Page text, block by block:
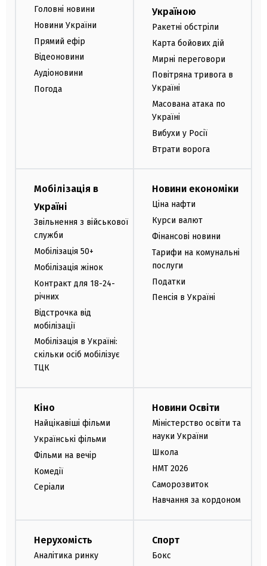
Головні новини
Новини України
Прямий ефір
Відеоновини
Аудіоновини
Погода
Україною
Ракетні обстріли
Карта бойових дій
Мирні переговори
Повітряна тривога в
Україні
Масована атака по
Україні
Вибухи у Росії
Втрати ворога
Мобілізація в
Україні
Звільнення з військової
служби
Мобілізація 50+
Мобілізація жінок
Контракт для 18-24-
річних
Відстрочка від
мобілізації
Мобілізація в Україні:
скільки осіб мобілізує
ТЦК
Новини економіки
Ціна нафти
Курси валют
Фінансові новини
Тарифи на комунальні
послуги
Податки
Пенсія в Україні
Кіно
Найцікавіші фільми
Українські фільми
Фільми на вечір
Комедії
Серіали
Новини Освіти
Міністерство освіти та
науки України
Школа
НМТ 2026
Саморозвиток
Навчання за кордоном
Нерухомість
Аналітика ринку
Спорт
Бокс